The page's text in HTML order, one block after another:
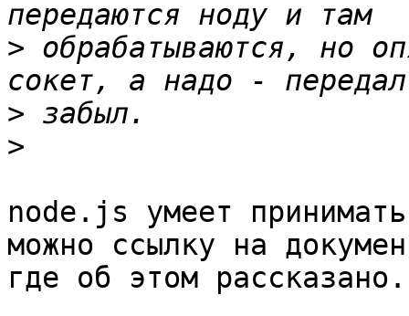
> обрабатываются, но
>
>
node.js умеет
можно ссылку на
где об этом рассказано.